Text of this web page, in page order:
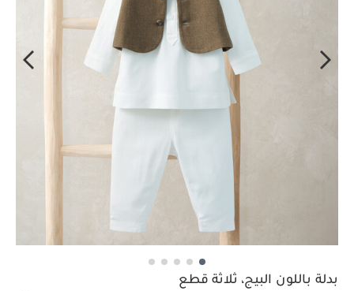
بدلة باللون البيج، ثلاثة قطع